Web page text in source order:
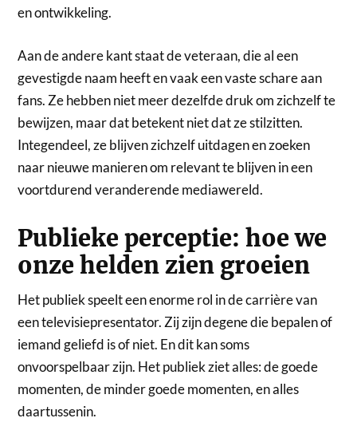
en ontwikkeling.
Aan de andere kant staat de veteraan, die al een
gevestigde naam heeft en vaak een vaste schare aan
fans. Ze hebben niet meer dezelfde druk om zichzelf te
bewijzen, maar dat betekent niet dat ze stilzitten.
Integendeel, ze blijven zichzelf uitdagen en zoeken
naar nieuwe manieren om relevant te blijven in een
voortdurend veranderende mediawereld.
Publieke perceptie: hoe we
onze helden zien groeien
Het publiek speelt een enorme rol in de carrière van
een televisiepresentator. Zij zijn degene die bepalen of
iemand geliefd is of niet. En dit kan soms
onvoorspelbaar zijn. Het publiek ziet alles: de goede
momenten, de minder goede momenten, en alles
daartussenin.